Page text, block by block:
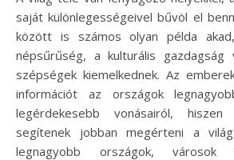
saját különlegességeivel bűvöl el
között is számos olyan példa
népsűrűség, a kulturális
szépségek kiemelkednek. Az
információt az országok
legérdekesebb vonásairól,
segítenek jobban megérteni a
legnagyobb országok, városok